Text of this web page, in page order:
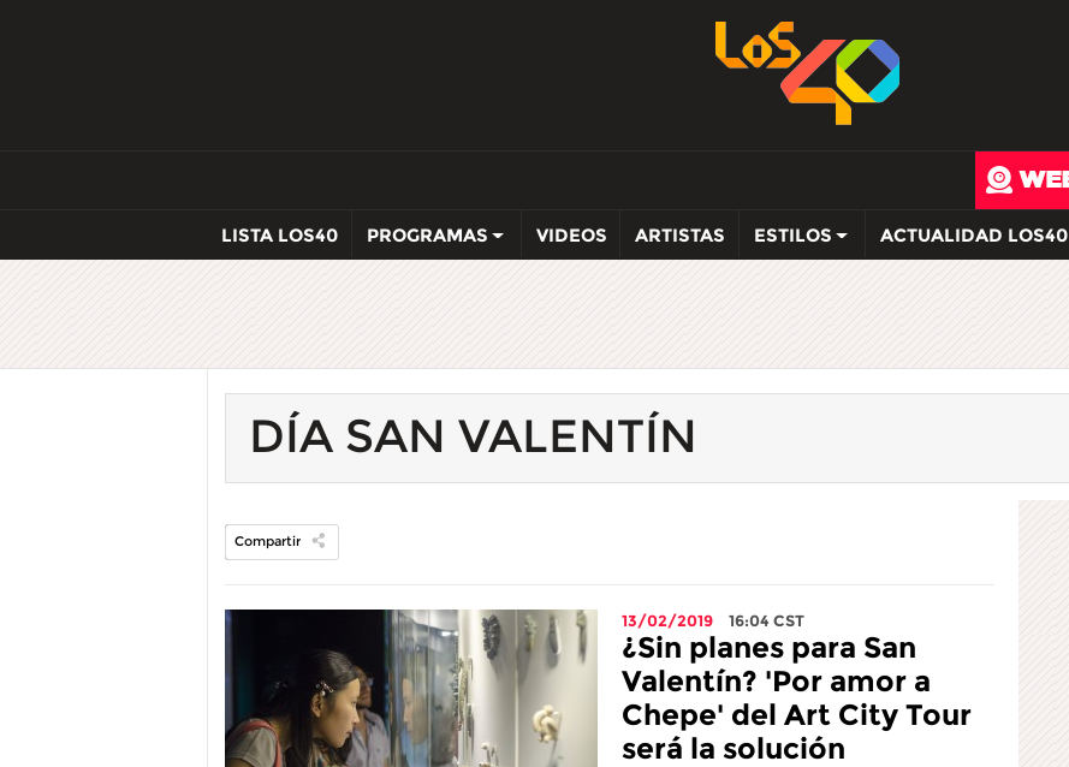
LISTA LOS40 PROGRAMAS VIDEOS ARTISTAS ESTILOS ACTUALIDAD LOS40
DÍA SAN VALENTÍN
Compartir
13/02/2019 16:04 CST
¿Sin planes para San
Valentín? 'Por amor a
Chepe' del Art City Tour
será la solución